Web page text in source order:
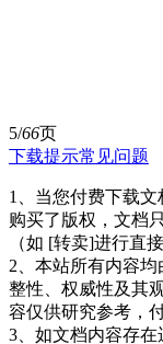
5/66页
下载提示常见问题
1、当您付费下载
购买了版权，文档
（如 [转卖]进行直
2、本站所有内容
整性、权威性及其
容仅供研究参考，
3、如文档内容存